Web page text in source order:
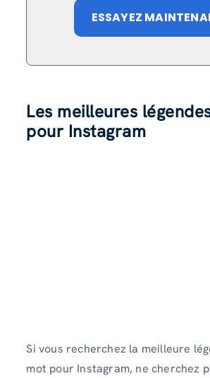
ESSAYEZ
Les meilleures
pour Instagram
Si vous recherchez la meilleure
mot pour Instagram, ne cherchez